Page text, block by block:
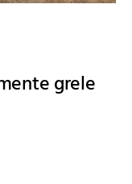
grele